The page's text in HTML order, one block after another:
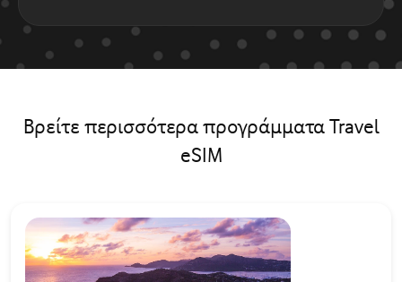
Βρείτε περισσότερα προγράμματα Travel
eSIM